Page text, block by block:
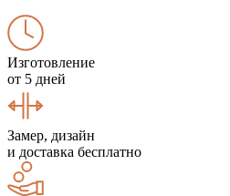
Изготовление
от 5 дней
Замер, дизайн
и доставка бесплатно